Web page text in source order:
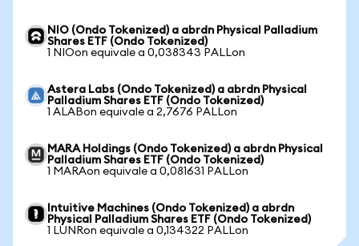
NIO (Ondo Tokenized) a abrdn Physical Palladium
Shares ETF (Ondo Tokenized)
1 NIOon equivale a 0,038343 PALLon
Astera Labs (Ondo Tokenized) a abrdn Physical
Palladium Shares ETF (Ondo Tokenized)
1 ALABon equivale a 2,7676 PALLon
MARA Holdings (Ondo Tokenized) a abrdn Physical
Palladium Shares ETF (Ondo Tokenized)
1 MARAon equivale a 0,081631 PALLon
Intuitive Machines (Ondo Tokenized) a abrdn
Physical Palladium Shares ETF (Ondo Tokenized)
1 LUNRon equivale a 0,134322 PALLon